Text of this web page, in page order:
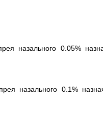
назального 0.05%
назального 0.1%